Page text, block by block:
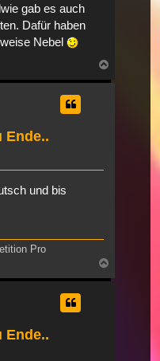
gab es auch
Dafür haben
Nebel
Ende..
und bis
Pro
oben
Ende..